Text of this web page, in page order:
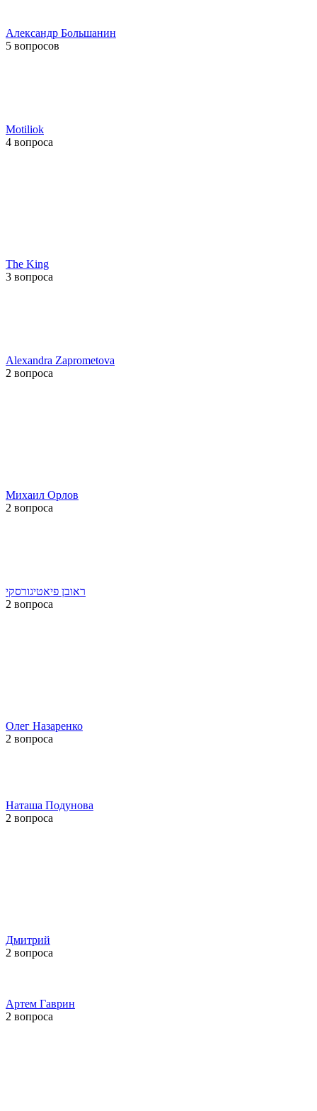
Александр Большанин
5 вопросов
Motiliok
4 вопроса
The King
3 вопроса
Alexandra Zaprometova
2 вопроса
Михаил Орлов
2 вопроса
ראובן פיאטיגורסקי
2 вопроса
Олег Назаренко
2 вопроса
Наташа Подунова
2 вопроса
Дмитрий
2 вопроса
Артем Гаврин
2 вопроса